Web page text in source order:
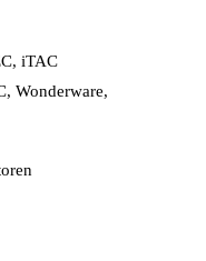
iTAC
Wonderware,